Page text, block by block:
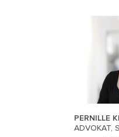
PERNILLE
ADVOKAT,